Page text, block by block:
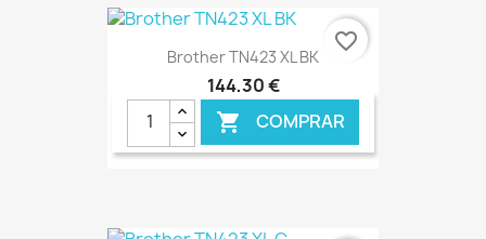
€ ONLINE
Brother TN423 XL BK
144,30 €
 COMPRAR
favorite_border